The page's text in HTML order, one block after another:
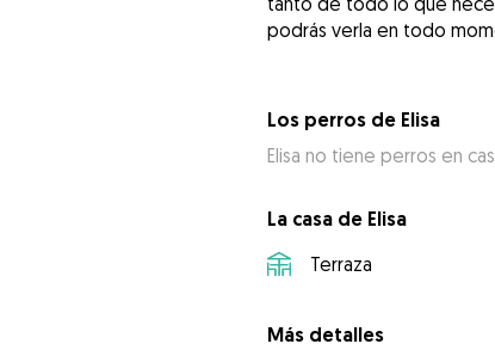
podrás verla en todo
Los perros de Elisa
Elisa no tiene perros en
La casa de Elisa
Terraza
Más detalles